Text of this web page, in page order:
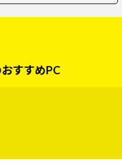
すすめPC